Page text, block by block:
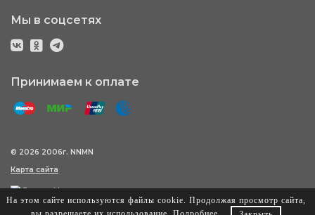
Мы в соцсетях
Принимаем к оплате
© 2026 2006г. NNMN
Карта сайта
На этом сайте используются файлы cookie. Продолжая просмотр сайта,